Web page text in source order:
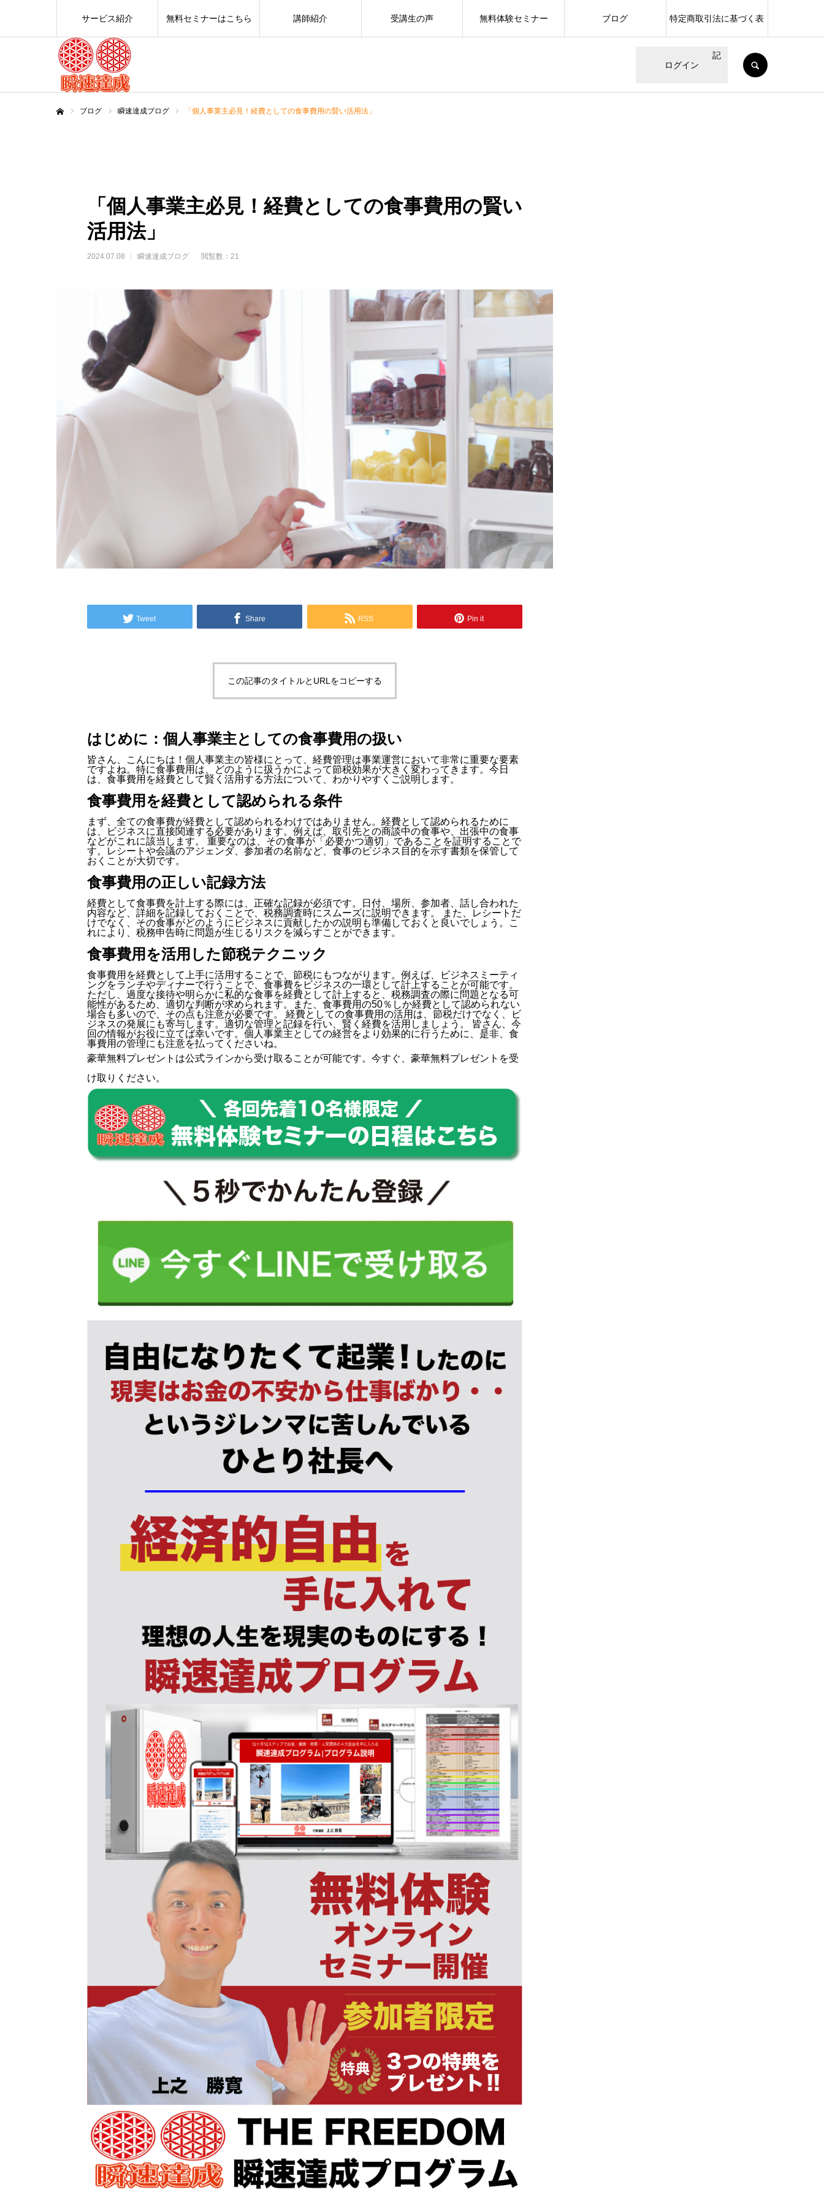
ログイン
サービス紹介 無料セミナーはこちら 講師紹介 受講生の声 無料体験セミナー ブログ 特定商取引法に基づく表
記
ブログ 瞬速達成ブログ 「個人事業主必見！経費としての食事費用の賢い活用法」
「個人事業主必見！経費としての食事費用の賢い
活用法」
2024.07.08 瞬速達成ブログ 閲覧数：21
Tweet Share RSS Pin it
この記事のタイトルとURLをコピーする
はじめに：個人事業主としての食事費用の扱い
皆さん、こんにちは！個人事業主の皆様にとって、経費管理は事業運営において非常に重要な要素
ですよね。特に食事費用は、どのように扱うかによって節税効果が大きく変わってきます。今日
は、食事費用を経費として賢く活用する方法について、わかりやすくご説明します。
食事費用を経費として認められる条件
まず、全ての食事費が経費として認められるわけではありません。経費として認められるために
は、ビジネスに直接関連する必要があります。例えば、取引先との商談中の食事や、出張中の食事
などがこれに該当します。 重要なのは、その食事が「必要かつ適切」であることを証明することで
す。レシートや会議のアジェンダ、参加者の名前など、食事のビジネス目的を示す書類を保管して
おくことが大切です。
食事費用の正しい記録方法
経費として食事費を計上する際には、正確な記録が必須です。日付、場所、参加者、話し合われた
内容など、詳細を記録しておくことで、税務調査時にスムーズに説明できます。 また、レシートだ
けでなく、その食事がどのようにビジネスに貢献したかの説明も準備しておくと良いでしょう。こ
れにより、税務申告時に問題が生じるリスクを減らすことができます。
食事費用を活用した節税テクニック
食事費用を経費として上手に活用することで、節税にもつながります。例えば、ビジネスミーティ
ングをランチやディナーで行うことで、食事費をビジネスの一環として計上することが可能です。
ただし、過度な接待や明らかに私的な食事を経費として計上すると、税務調査の際に問題となる可
能性があるため、適切な判断が求められます。また、食事費用の50％しか経費として認められない
場合も多いので、その点も注意が必要です。 経費としての食事費用の活用は、節税だけでなく、ビ
ジネスの発展にも寄与します。適切な管理と記録を行い、賢く経費を活用しましょう。 皆さん、今
回の情報がお役に立てば幸いです。個人事業主としての経営をより効果的に行うために、是非、食
事費用の管理にも注意を払ってくださいね。
豪華無料プレゼントは公式ラインから受け取ることが可能です。今すぐ、豪華無料プレゼントを受
け取りください。